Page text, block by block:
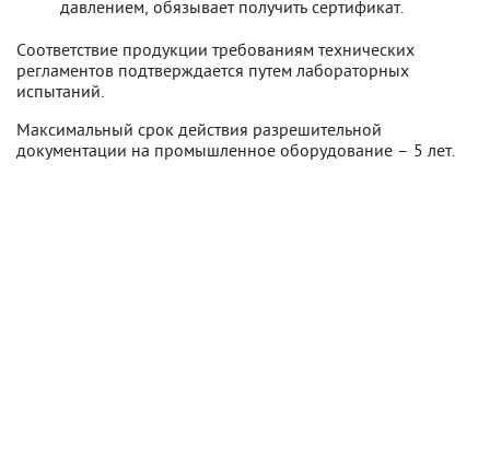
давлением, обязывает получить сертификат.
Соответствие продукции требованиям технических
регламентов подтверждается путем лабораторных
испытаний.
Максимальный срок действия разрешительной
документации на промышленное оборудование – 5 лет.